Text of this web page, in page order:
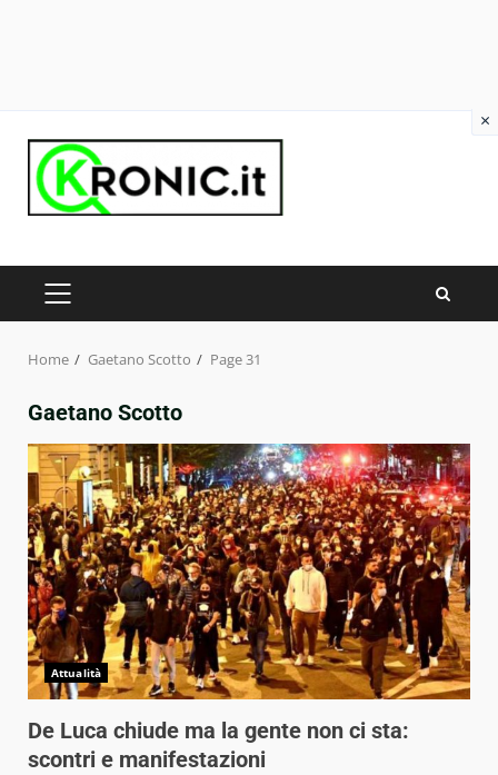
content
PRIMARY
Home Gaetano Scotto Page 31
Gaetano Scotto
Attualità
De Luca chiude ma la gente non ci sta:
scontri e manifestazioni
×